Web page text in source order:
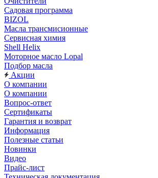
Садовая программа
BIZOL
Масла трансмисионные
Сервисная химия
Shell Helix
Моторное масло Lopal
Подбор масла
Акции
О компании
О компании
Вопрос-ответ
Сертификаты
Гарантия и возврат
Информация
Полезные статьи
Новинки
Видео
Прайс-лист